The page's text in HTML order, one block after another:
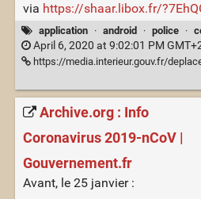
via https://shaar.libox.fr/
application · android · police ·
April 6, 2020 at 9:02:01 PM
https://media.interieur.gouv.fr/
Archive.org : Info
Coronavirus 2019-nCoV |
Gouvernement.fr
Avant, le 25 janvier :